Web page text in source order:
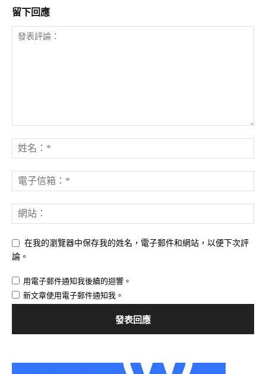
留下回應
在我的瀏覽器中保存我的姓名，電子郵件和網站，以便下次評
論。
用電子郵件通知我後續的迴響。
新文章使用電子郵件通知我。